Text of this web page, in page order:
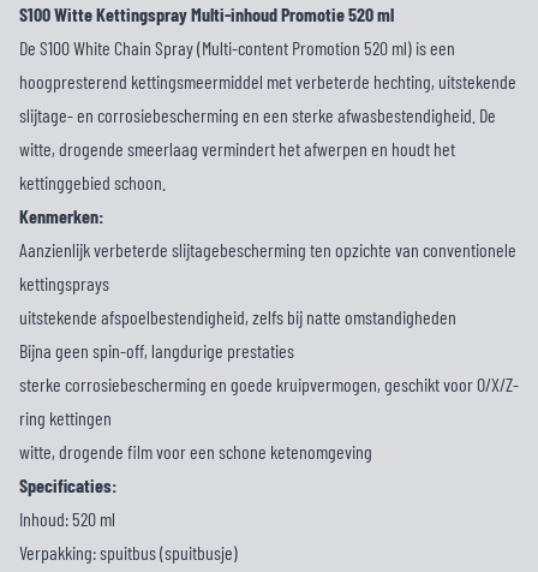
S100 Witte Kettingspray Multi-inhoud Promotie 520 ml
De S100 White Chain Spray (Multi-content Promotion 520 ml) is een
hoogpresterend kettingsmeermiddel met verbeterde hechting, uitstekende
slijtage- en corrosiebescherming en een sterke afwasbestendigheid. De
witte, drogende smeerlaag vermindert het afwerpen en houdt het
kettinggebied schoon.
Kenmerken:
Aanzienlijk verbeterde slijtagebescherming ten opzichte van conventionele
kettingsprays
uitstekende afspoelbestendigheid, zelfs bij natte omstandigheden
Bijna geen spin-off, langdurige prestaties
sterke corrosiebescherming en goede kruipvermogen, geschikt voor O/X/Z-
ring kettingen
witte, drogende film voor een schone ketenomgeving
Specificaties:
Inhoud: 520 ml
Verpakking: spuitbus (spuitbusje)